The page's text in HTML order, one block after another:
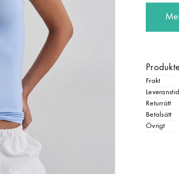
Frakt
Leveranstid
Returrätt
Betalsätt
Övrigt